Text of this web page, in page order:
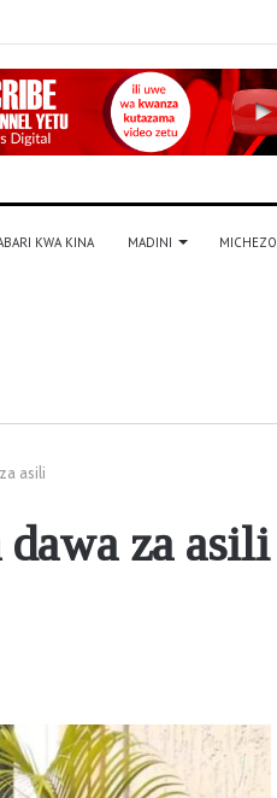
KWA KINA MADINI MICHEZO
asili
za asili